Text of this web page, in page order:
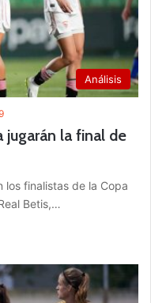
Análisis
la final de
los finalistas de la Copa
Betis,…